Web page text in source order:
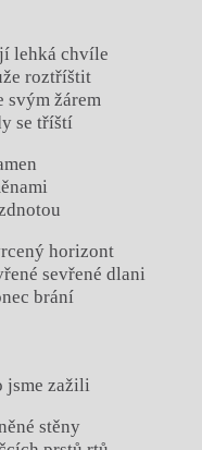
lehká chvíle
roztříštit
svým žárem
se tříští
horizont
sevřené dlani
brání
jsme zažili
stěny